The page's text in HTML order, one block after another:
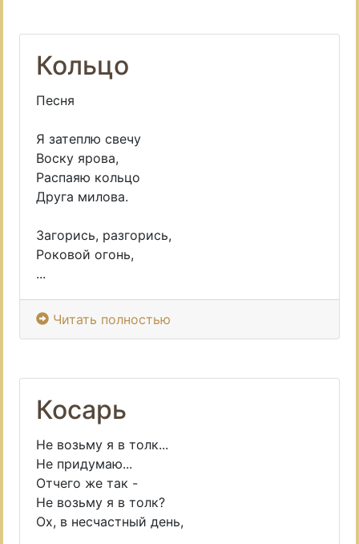
Кольцо
Песня
Я затеплю свечу
Воску ярова,
Распаяю кольцо
Друга милова.
Загорись, разгорись,
Роковой огонь,
...
Читать полностью
Косарь
Не возьму я в толк...
Не придумаю...
Отчего же так -
Не возьму я в толк?
Ох, в несчастный день,